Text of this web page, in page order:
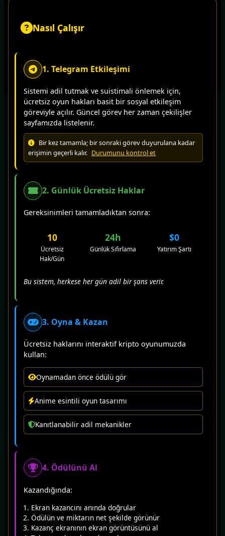
Nasıl Çalışır
1. Telegram Etkileşimi
Sistemi adil tutmak ve suistimali önlemek için,
ücretsiz oyun hakları basit bir sosyal etkileşim
göreviyle açılır. Güncel görev her zaman çekilişler
sayfamızda listelenir.
Bir kez tamamla; bir sonraki görev duyurulana kadar
erişimin geçerli kalır. Durumunu kontrol et
2. Günlük Ücretsiz Haklar
Gereksinimleri tamamladıktan sonra:
10
Ücretsiz
Hak/Gün
24h
Günlük Sıfırlama
$0
Yatırım Şartı
Bu sistem, herkese her gün adil bir şans verir.
3. Oyna & Kazan
Ücretsiz haklarını interaktif kripto oyunumuzda
kullan:
Oynamadan önce ödülü gör
Anime esintili oyun tasarımı
Kanıtlanabilir adil mekanikler
4. Ödülünü Al
Kazandığında:
Ekran kazancını anında doğrular
Ödülün ve miktarın net şekilde görünür
Kazanç ekranının ekran görüntüsünü al